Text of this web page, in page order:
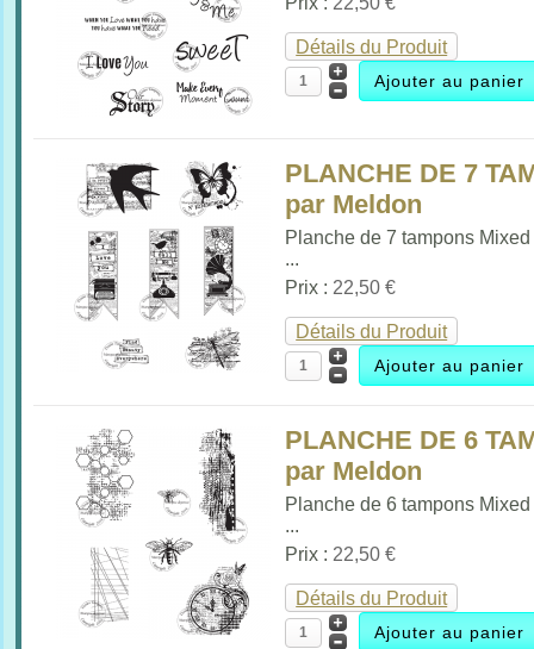
Détails du Produit
PLANCHE DE 7
par Meldon
Planche de 7 tampons
...
Prix : 22,50 €
Détails du Produit
PLANCHE DE 6
par Meldon
Planche de 6 tampons
...
Prix : 22,50 €
Détails du Produit